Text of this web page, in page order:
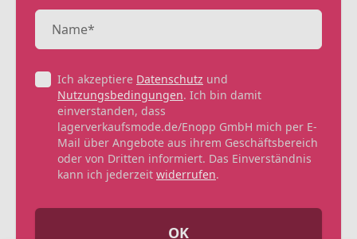
Ich akzeptiere Datenschutz und
Nutzungsbedingungen. Ich bin damit
einverstanden, dass
lagerverkaufsmode.de/Enopp GmbH mich per E-
Mail über Angebote aus ihrem Geschäftsbereich
oder von Dritten informiert. Das Einverständnis
kann ich jederzeit widerrufen.
OK